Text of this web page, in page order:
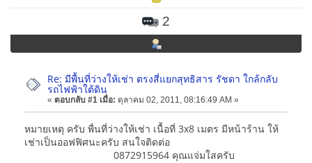
2
Re: มีพื้นที่ว่างให้เช่า ตรงสี่แยกสุทธิสาร รัชดา ใกล้กลับ
รถไฟฟ้าใต้ดิน
« ตอบกลับ #1 เมื่อ: ตุลาคม 02, 2011, 08:16:49 AM »
หมายเหตุ ครับ พื่นที่ว่างให้เช่า เนื้อที่ 3x8 เมตร มีหน้าร้าน ให้
เช่าเป็นออฟฟิศนะครับ สนใจติดต่อ
0872915964 คุณแจ่มใสครับ